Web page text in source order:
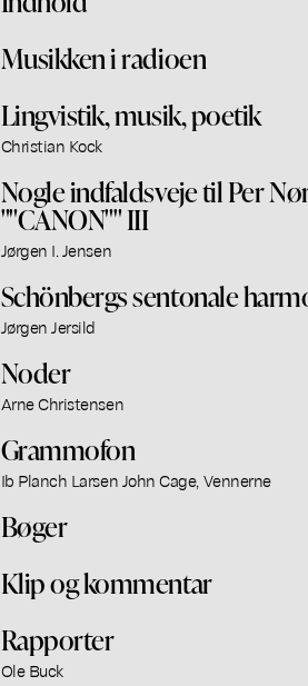
Musikken i radioen
Lingvistik, musik, poetik
Christian Kock
Nogle indfaldsveje til Per
""CANON"" III
Jørgen I. Jensen
Schönbergs sentonale
Jørgen Jersild
Noder
Arne Christensen
Grammofon
Ib Planch Larsen John Cage, Vennerne
Bøger
Klip og kommentar
Rapporter
Ole Buck